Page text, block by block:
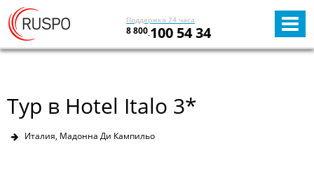
Поддержка 24 часа
8 800 100 54 34
Тур в Hotel Italo 3*
Италия, Мадонна Ди Кампильо